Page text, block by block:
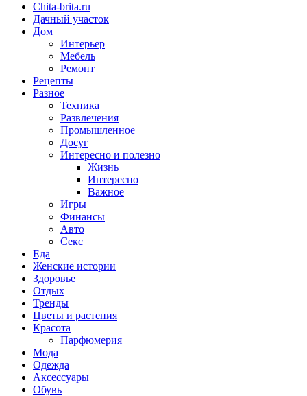
Chita-brita.ru
Дачный участок
Дом
Интерьер
Мебель
Ремонт
Рецепты
Разное
Техника
Развлечения
Промышленное
Досуг
Интересно и полезно
Жизнь
Интересно
Важное
Игры
Финансы
Авто
Секс
Еда
Женские истории
Здоровье
Отдых
Тренды
Цветы и растения
Красота
Парфюмерия
Мода
Одежда
Аксессуары
Обувь